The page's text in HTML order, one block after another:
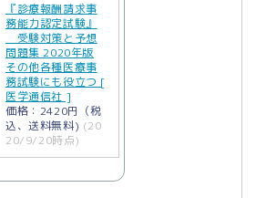
『診療報酬請求事
務能力認定試験』
受験対策と予想
問題集 2020年版
その他各種医療事
務試験にも役立つ [
医学通信社 ]
価格：2420円（税
込、送料無料) (20
20/9/20時点)